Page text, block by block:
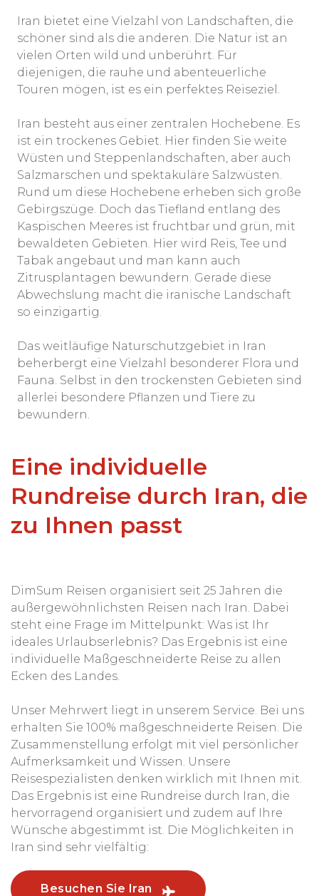
Iran bietet eine Vielzahl von Landschaften, die
schöner sind als die anderen. Die Natur ist an
vielen Orten wild und unberührt. Für
diejenigen, die rauhe und abenteuerliche
Touren mögen, ist es ein perfektes Reiseziel.
Iran besteht aus einer zentralen Hochebene. Es
ist ein trockenes Gebiet. Hier finden Sie weite
Wüsten und Steppenlandschaften, aber auch
Salzmarschen und spektakuläre Salzwüsten.
Rund um diese Hochebene erheben sich große
Gebirgszüge. Doch das Tiefland entlang des
Kaspischen Meeres ist fruchtbar und grün, mit
bewaldeten Gebieten. Hier wird Reis, Tee und
Tabak angebaut und man kann auch
Zitrusplantagen bewundern. Gerade diese
Abwechslung macht die iranische Landschaft
so einzigartig.
Das weitläufige Naturschutzgebiet in Iran
beherbergt eine Vielzahl besonderer Flora und
Fauna. Selbst in den trockensten Gebieten sind
allerlei besondere Pflanzen und Tiere zu
bewundern.
Eine individuelle
Rundreise durch Iran, die
zu Ihnen passt
DimSum Reisen organisiert seit 25 Jahren die
außergewöhnlichsten Reisen nach Iran. Dabei
steht eine Frage im Mittelpunkt: Was ist Ihr
ideales Urlaubserlebnis? Das Ergebnis ist eine
individuelle Maßgeschneiderte Reise zu allen
Ecken des Landes.
Unser Mehrwert liegt in unserem Service. Bei uns
erhalten Sie 100% maßgeschneiderte Reisen. Die
Zusammenstellung erfolgt mit viel persönlicher
Aufmerksamkeit und Wissen. Unsere
Reisespezialisten denken wirklich mit Ihnen mit.
Das Ergebnis ist eine Rundreise durch Iran, die
hervorragend organisiert und zudem auf Ihre
Wünsche abgestimmt ist. Die Möglichkeiten in
Iran sind sehr vielfältig:
Besuchen Sie Iran